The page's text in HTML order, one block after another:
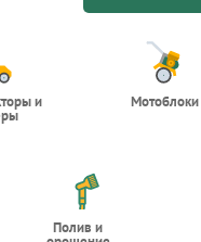
и Мотоблоки
Полив и